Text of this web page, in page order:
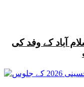
آباد کے وفد کی